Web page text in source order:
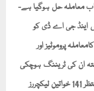
معاملہ حل ہوگیا ہے-
اینڈ جی اے ڈی کو
کی ترقی کامعاملہ پروموٹیز اور
ان کی ٹریننگ ہوچکی
ہے-اسسٹنٹ پروفیسرز (زنانہ) کے کیسز میں ترقی کی منتظر 141 خواتین لیکچررز